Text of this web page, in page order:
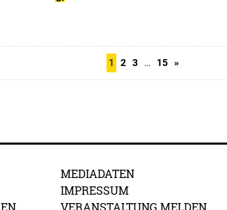
1 2 3 … 15 »
MEDIADATEN
IMPRESSUM
VERANSTALTUNG MELDEN